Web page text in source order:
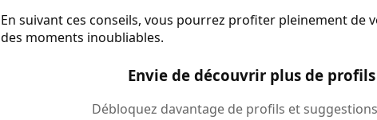
En suivant ces conseils, vous pourrez profiter pleinement de
des moments inoubliables.
Envie de découvrir plus de
Débloquez davantage de profils et